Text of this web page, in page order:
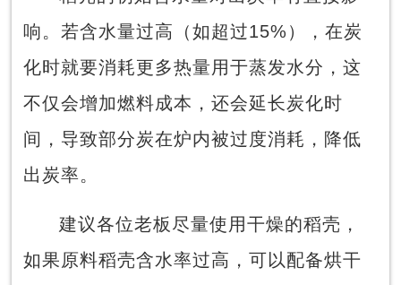
响。若含水量过高（如超过15%），在炭
化时就要消耗更多热量用于蒸发水分，这
不仅会增加燃料成本，还会延长炭化时
间，导致部分炭在炉内被过度消耗，降低
出炭率。
建议各位老板尽量使用干燥的稻壳，
如果原料稻壳含水率过高，可以配备烘干